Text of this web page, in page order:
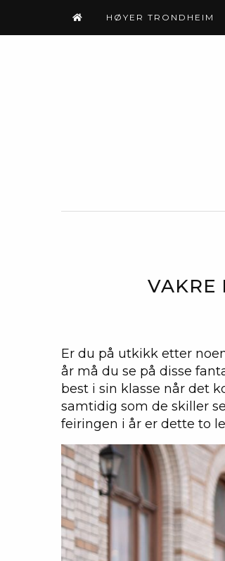
HØYER TRONDHEIM
VAKRE
Er du på utkikk etter
år må du se på disse
best i sin klasse når det
samtidig som de skiller
feiringen i år er dette to